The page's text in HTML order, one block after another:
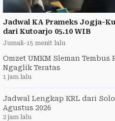
Jadwal KA Prameks Jogja-
dari Kutoarjo 05.10 WIB
Jumali-15 menit lalu
Omzet UMKM Sleman Tembus
Ngaglik Teratas
1 jam lalu
Jadwal Lengkap KRL dari
Agustus 2026
2 jam lalu